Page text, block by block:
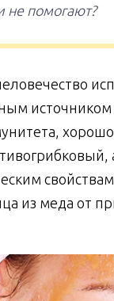
не помогают?
из меда от